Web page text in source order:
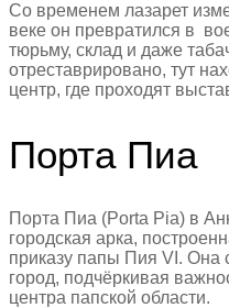
Со временем лазарет
веке он превратился в
тюрьму, склад и даже
отреставрировано, тут
центр, где проходят
Порта Пиа
Порта Пиа (Porta Pia) в
городская арка,
приказу папы Пия VI.
город, подчёркивая
центра папской области.